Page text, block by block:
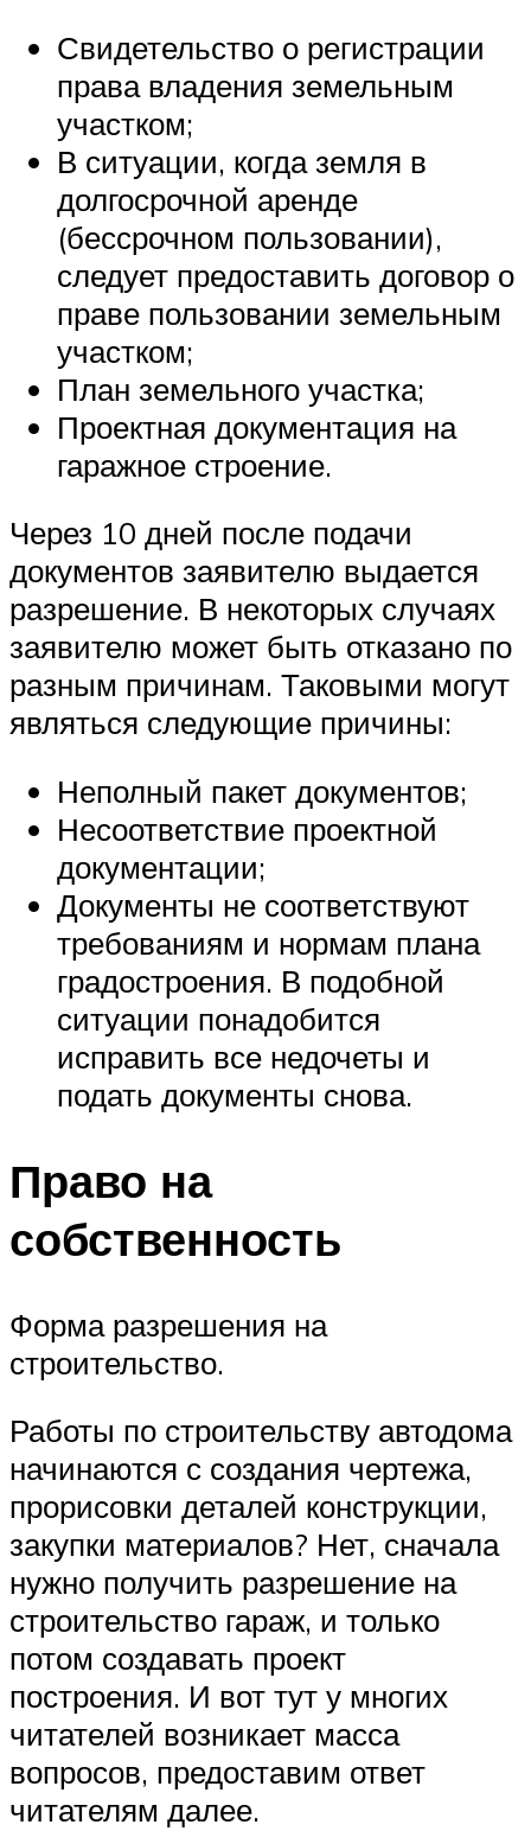
Свидетельство о регистрации
права владения земельным
участком;
В ситуации, когда земля в
долгосрочной аренде
(бессрочном пользовании),
следует предоставить договор о
праве пользовании земельным
участком;
План земельного участка;
Проектная документация на
гаражное строение.
Через 10 дней после подачи
документов заявителю выдается
разрешение. В некоторых случаях
заявителю может быть отказано по
разным причинам. Таковыми могут
являться следующие причины:
Неполный пакет документов;
Несоответствие проектной
документации;
Документы не соответствуют
требованиям и нормам плана
градостроения. В подобной
ситуации понадобится
исправить все недочеты и
подать документы снова.
Право на
собственность
Форма разрешения на
строительство.
Работы по строительству автодома
начинаются с создания чертежа,
прорисовки деталей конструкции,
закупки материалов? Нет, сначала
нужно получить разрешение на
строительство гараж, и только
потом создавать проект
построения. И вот тут у многих
читателей возникает масса
вопросов, предоставим ответ
читателям далее.